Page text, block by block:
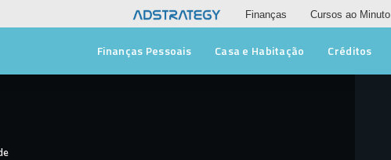
Finanças Cursos ao Minuto
Finanças Pessoais Casa e Habitação Créditos